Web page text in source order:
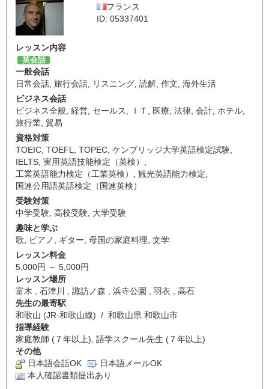
フランス
ID: 05337401
レッスン内容
英会話
一般会話
日常会話, 旅行会話, リスニング, 読解, 作文, 海外生活
ビジネス会話
ビジネス全般, 経営, セールス, ＩＴ , 医療, 法律, 会計, ホテル,
旅行業, 貿易
資格対策
TOEIC, TOEFL, TOPEC, ケンブリッジ大学英語検定試験,
IELTS, 実用英語技能検定（英検） ,
工業英語能力検定（工業英検） , 観光英語能力検定,
国連公用語英語検定（国連英検）
受験対策
中学受験, 高校受験, 大学受験
趣味と学ぶ
歌, ピアノ , ギター, 母国の家庭料理, 文学
レッスン料金
5,000円 ～ 5,000円
レッスン場所
富木 , 石津川 , 諏訪ノ森 , 浜寺公園 , 羽衣 , 高石
先生の最寄駅
和歌山 (JR-和歌山線) / 和歌山県 和歌山市
指導経験
家庭教師 (７年以上), 語学スクール先生 (７年以上)
その他
日本語会話OK
日本語メールOK
本人確認書類提出あり